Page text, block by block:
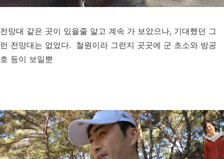
전망대 같은 곳이 있을줄 알고 계속 가 보았으나, 기대했던 그
런 전망대는 없었다. 철원이라 그런지 곳곳에 군 초소와 방공
호 등이 보일뿐